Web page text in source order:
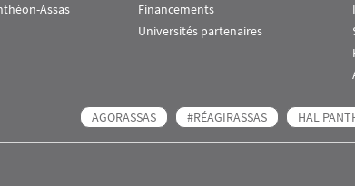
Assas
Financements
Universités partenaires
AGORASSAS #RÉAGIRASSAS HAL